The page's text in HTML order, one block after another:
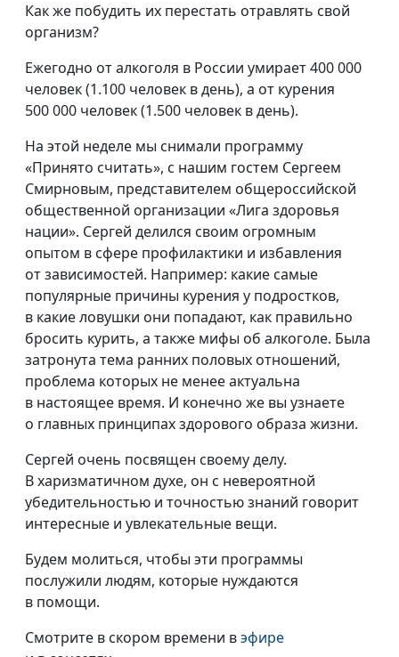
Как же побудить их перестать отравлять свой
организм?
Ежегодно от алкоголя в России умирает 400 000
человек (1.100 человек в день), а от курения
500 000 человек (1.500 человек в день).
На этой неделе мы снимали программу
«Принято считать», с нашим гостем Сергеем
Смирновым, представителем общероссийской
общественной организации «Лига здоровья
нации». Сергей делился своим огромным
опытом в сфере профилактики и избавления
от зависимостей. Например: какие самые
популярные причины курения у подростков,
в какие ловушки они попадают, как правильно
бросить курить, а также мифы об алкоголе. Была
затронута тема ранних половых отношений,
проблема которых не менее актуальна
в настоящее время. И конечно же вы узнаете
о главных принципах здорового образа жизни.
Сергей очень посвящен своему делу.
В харизматичном духе, он с невероятной
убедительностью и точностью знаний говорит
интересные и увлекательные вещи.
Будем молиться, чтобы эти программы
послужили людям, которые нуждаются
в помощи.
Смотрите в скором времени вэфире